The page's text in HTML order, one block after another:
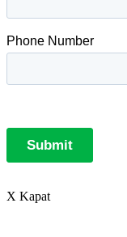
X Kapat